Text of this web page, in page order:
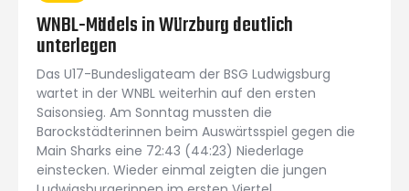
WNBL-Mädels in Würzburg deutlich
unterlegen
Das U17-Bundesligateam der BSG Ludwigsburg
wartet in der WNBL weiterhin auf den ersten
Saisonsieg. Am Sonntag mussten die
Barockstädterinnen beim Auswärtsspiel gegen die
Main Sharks eine 72:43 (44:23) Niederlage
einstecken. Wieder einmal zeigten die jungen